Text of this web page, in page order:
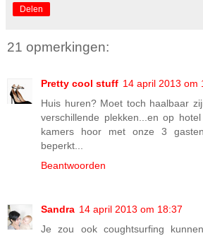
Delen
21 opmerkingen:
Pretty cool stuff 14 april 2013 om
Huis huren? Moet toch haalbaar
verschillende plekken...en op
kamers hoor met onze 3
beperkt...
Beantwoorden
Sandra 14 april 2013 om 18:37
Je zou ook coughtsurfing